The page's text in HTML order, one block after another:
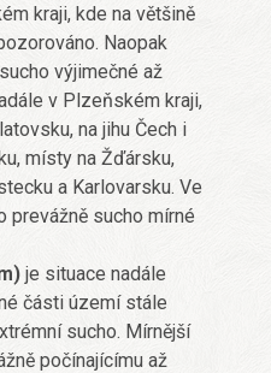
kraji, kde na většině
Naopak
výjimečné až
v Plzeňském kraji,
na jihu Čech i
místy na Žďársku,
a Karlovarsku. Ve
prevážně sucho mírné
je situace nadále
části území stále
sucho. Mírnější
počínajícímu až